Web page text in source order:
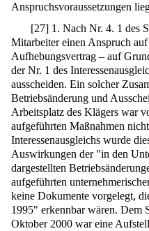
Anspruchsvoraussetzungen
[27] 1. Nach Nr. 4. 1 des
Mitarbeiter einen Anspruch
Aufhebungsvertrag – auf
der Nr. 1 des
ausscheiden. Ein solcher
Betriebsänderung und
Arbeitsplatz des Klägers war
aufgeführten Maßnahmen
Interessenausgleichs wurde
Auswirkungen der "in den
dargestellten
aufgeführten
keine Dokumente vorgelegt,
1995" erkennbar wären. Dem
Oktober 2000 war eine